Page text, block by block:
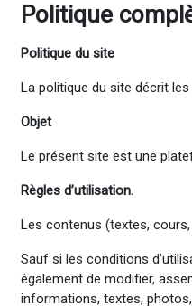
Politique
Politique du site
La politique du site décrit
Objet
Le présent site est une
Règles d’utilisation.
Les contenus (textes,
Sauf si les conditions
également de modifier,
informations, textes,